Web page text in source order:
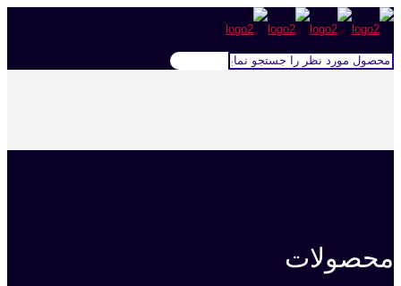
محصولات